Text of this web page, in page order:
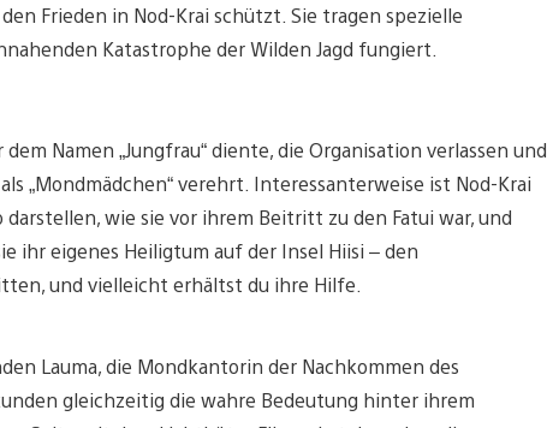
Frieden in Nod-Krai schützt. Sie tragen spezielle
Katastrophe der Wilden Jagd fungiert.
Namen „Jungfrau“ diente, die Organisation verlassen und
„Mondmädchen“ verehrt. Interessanterweise ist Nod-Krai
wie sie vor ihrem Beitritt zu den Fatui war, und
eigenes Heiligtum auf der Insel Hiisi – den
und vielleicht erhältst du ihre Hilfe.
Lauma, die Mondkantorin der Nachkommen des
gleichzeitig die wahre Bedeutung hinter ihrem